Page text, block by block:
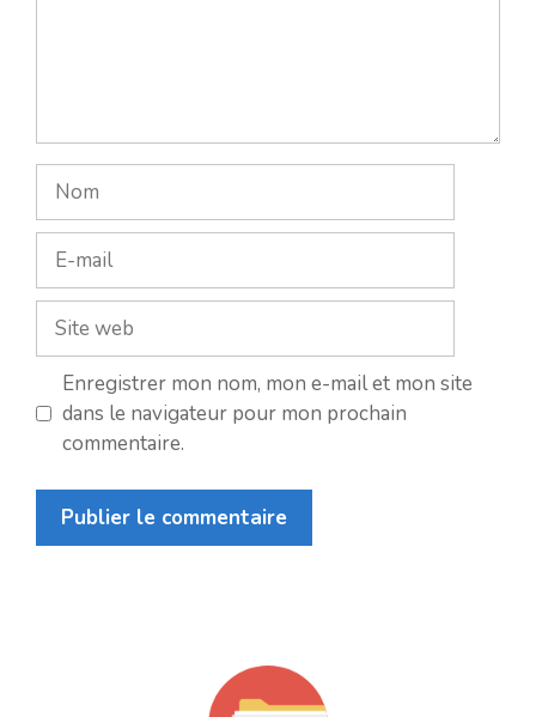
Nom
mail
Site
web
Enregistrer mon nom, mon e-mail et mon site
dans le navigateur pour mon prochain
commentaire.